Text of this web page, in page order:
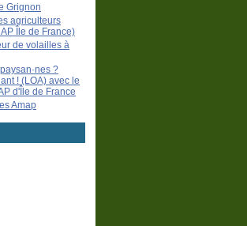
Grignon
agriculteurs
Île de France)
de volailles à
?
! (LOA) avec le
d'Île de France
Amap